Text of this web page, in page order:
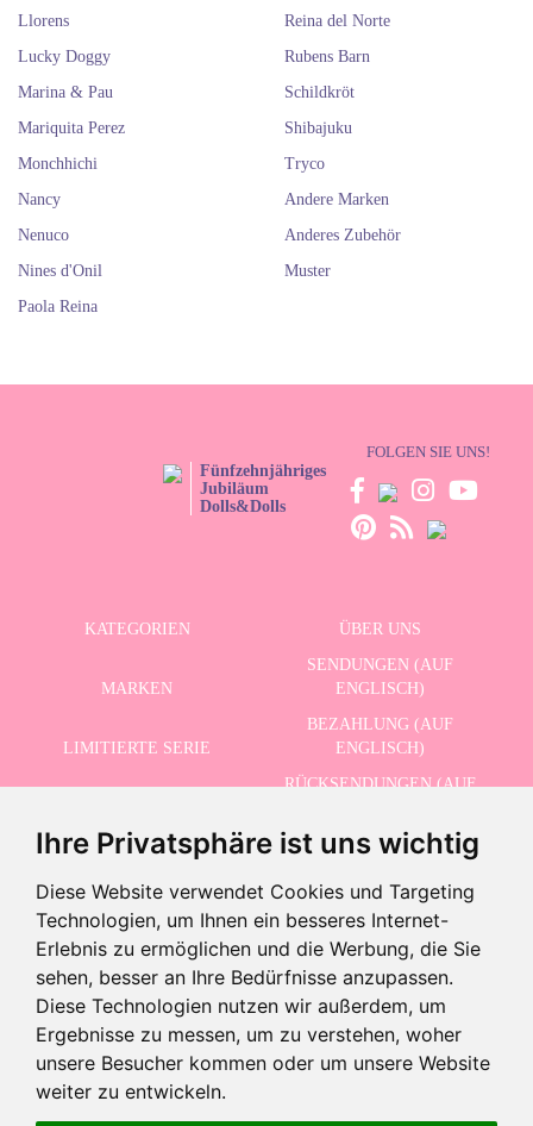
Ihre Privatsphäre ist uns wichtig
Diese Website verwendet Cookies und Targeting
Technologien, um Ihnen ein besseres Internet-
Erlebnis zu ermöglichen und die Werbung, die Sie
sehen, besser an Ihre Bedürfnisse anzupassen.
Diese Technologien nutzen wir außerdem, um
Ergebnisse zu messen, um zu verstehen, woher
unsere Besucher kommen oder um unsere Website
weiter zu entwickeln.
Aus dem Verkauf genommenes Produkt
Llorens
Lucky Doggy
Marina & Pau
Mariquita Perez
Monchhichi
Nancy
Nenuco
Nines d'Onil
Paola Reina
Reina del Norte
Rubens Barn
Schildkröt
Shibajuku
Tryco
Andere Marken
Anderes Zubehör
Muster
Fünfzehnjähriges
Jubiläum
Dolls&Dolls
FOLGEN SIE UNS!
KATEGORIEN ÜBER UNS
MARKEN
SENDUNGEN (AUF
ENGLISCH)
LIMITIERTE SERIE
BEZAHLUNG (AUF
ENGLISCH)
RÜCKSENDUNGEN (AUF
SCHLUSSVERKAUF
KONTAKT
ERHALTEN SIE UNSERE NEUESTEN NACHRICHTEN AUF ENGLISCH
Ich akzeptiere die Datenschutzbestimmungen